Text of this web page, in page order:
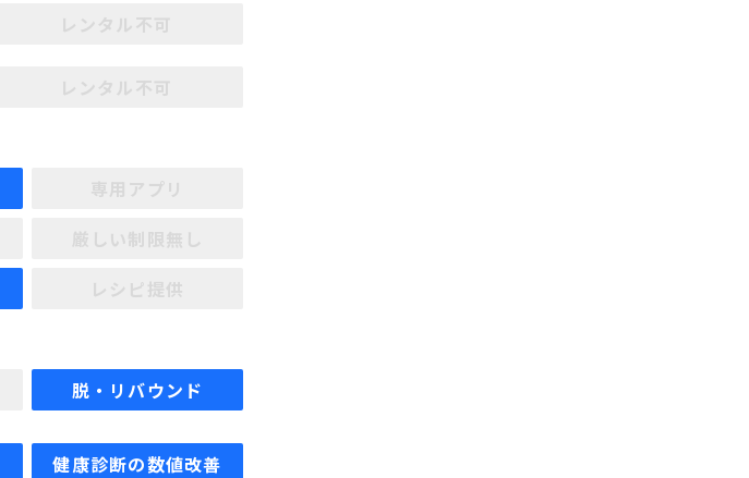
脱・リバウンド
健康診断の数値改善